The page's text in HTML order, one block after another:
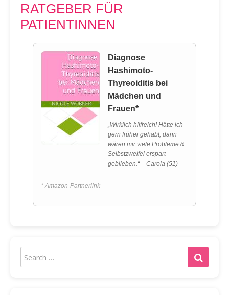
RATGEBER FÜR
PATIENTINNEN
Diagnose
Hashimoto-
Thyreoiditis bei
Mädchen und
Frauen*
„Wirklich hilfreich! Hätte ich
gern früher gehabt, dann
wären mir viele Probleme &
Selbstzweifel erspart
geblieben.“ – Carola (51)
* Amazon-Partnerlink